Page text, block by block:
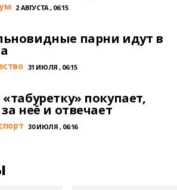
2 АВГУСТА , 06:15
парни идут в
31 ИЮЛЯ , 06:15
«табуретку» покупает,
неё и отвечает
30 ИЮЛЯ , 06:16